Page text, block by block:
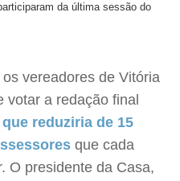
da última sessão do
vereadores de Vitória
votar a redação final
reduziria de 15
que cada
O presidente da Casa,